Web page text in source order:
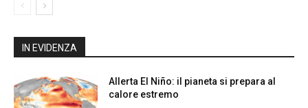
IN EVIDENZA
Allerta El Niño: il pianeta si prepara al
calore estremo